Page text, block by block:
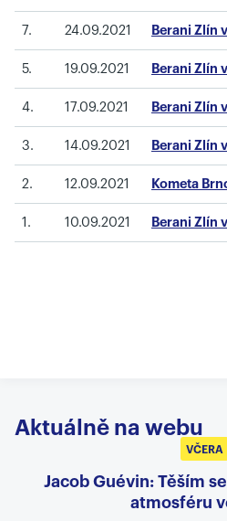
7. 24.09.2021 Berani Zlín
5. 19.09.2021 Berani Zlín
4. 17.09.2021 Berani Zlín
3. 14.09.2021 Berani Zlín
2. 12.09.2021 Kometa
1. 10.09.2021 Berani Zlín
Aktuálně na webu
VČERA
Jacob Guévin: Těším
atmosféru